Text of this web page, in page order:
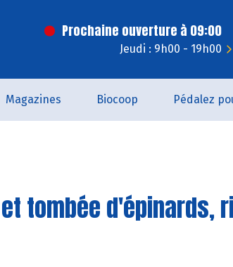
Prochaine ouverture à 09:00
Jeudi : 9h00 - 19h00
Magazines Biocoop
tombée d'épinards,